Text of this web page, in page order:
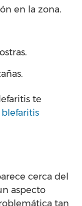
en la zona.
te
blefaritis
cerca del
aspecto
tan